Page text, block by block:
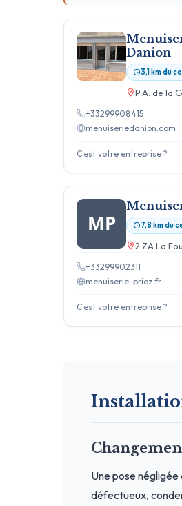
Danion
3,1 km du
P.A. de la
+33299908415
menuiseriedanion.com
C'est votre entreprise ?
MP 7,8 km du
2 ZA La
+33299902311
menuiserie-priez.fr
C'est votre entreprise ?
Une pose
défectueux,